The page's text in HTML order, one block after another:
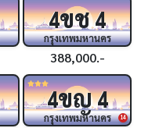
4ขช4
กรุงเทพมหานคร
388,000.-
14
4ขญ4
กรุงเทพมหานคร